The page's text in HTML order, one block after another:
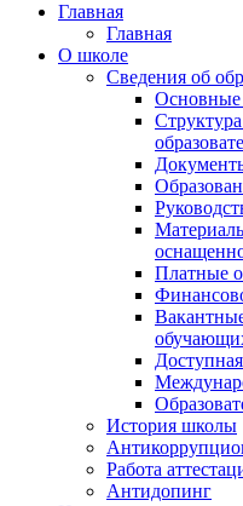
Главная
Главная
О школе
Сведения об
Основные
Платные
История школы
Работа
Антидопинг